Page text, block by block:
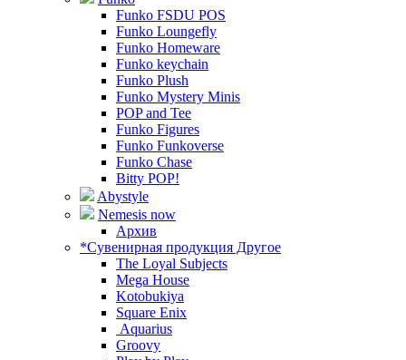
Funko FSDU POS
Funko Loungefly
Funko Homeware
Funko keychain
Funko Plush
Funko Mystery Minis
POP and Tee
Funko Figures
Funko Funkoverse
Funko Chase
Bitty POP!
Abystyle
Nemesis now
Архив
*Сувенирная продукция Другое
The Loyal Subjects
Mega House
Kotobukiya
Square Enix
Aquarius
Groovy